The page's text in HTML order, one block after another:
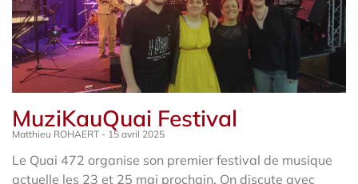
MuziKauQuai Festival
Matthieu ROHAERT 15 avril 2025
Le Quai 472 organise son premier festival de musique
actuelle les 23 et 25 mai prochain. On discute avec